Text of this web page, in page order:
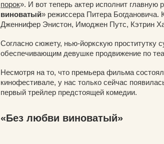
порок». И вот теперь актер исполнит главную
виноватый» режиссера Питера
Дженнифер Энистон, Имоджен Путс, Кэтрин
Согласно сюжету, нью-йоркскую проститутку
обеспечивающим девушке продвижение по
Несмотря на то, что премьера фильма
кинофестивале, у нас только сейчас
первый трейлер предстоящей комедии.
«Без любви виноватый»